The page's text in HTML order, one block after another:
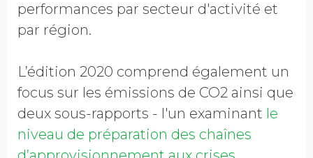
performances par secteur d'activité et
par région.
L’édition 2020 comprend également un
focus sur les émissions de CO2 ainsi que
deux sous-rapports - l'un examinant le
niveau de préparation des chaînes